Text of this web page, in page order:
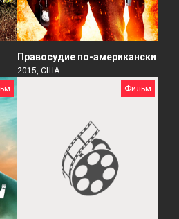
Правосудие по-американски
2015, США
Фильм